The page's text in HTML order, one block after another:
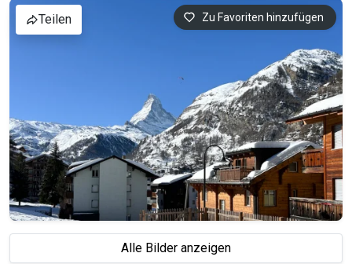
Zu Favoriten hinzufügen
Teilen
Alle Bilder anzeigen